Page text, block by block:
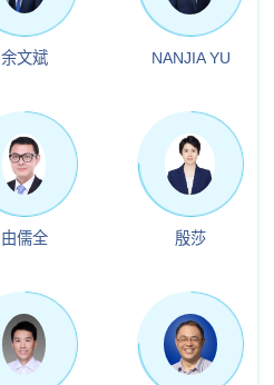
余文斌 NANJIA YU
由儒全 殷莎